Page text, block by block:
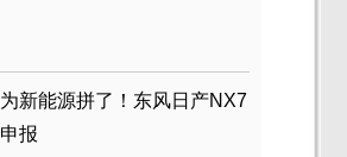
为新能源拼了！东风日产NX7
申报